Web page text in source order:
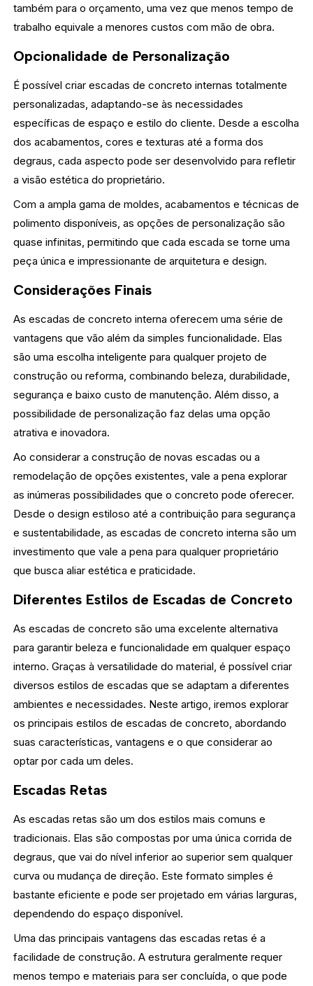
também para o orçamento, uma vez que menos tempo de
trabalho equivale a menores custos com mão de obra.
Opcionalidade de Personalização
É possível criar escadas de concreto internas totalmente
personalizadas, adaptando-se às necessidades
específicas de espaço e estilo do cliente. Desde a escolha
dos acabamentos, cores e texturas até a forma dos
degraus, cada aspecto pode ser desenvolvido para refletir
a visão estética do proprietário.
Com a ampla gama de moldes, acabamentos e técnicas de
polimento disponíveis, as opções de personalização são
quase infinitas, permitindo que cada escada se torne uma
peça única e impressionante de arquitetura e design.
Considerações Finais
As escadas de concreto interna oferecem uma série de
vantagens que vão além da simples funcionalidade. Elas
são uma escolha inteligente para qualquer projeto de
construção ou reforma, combinando beleza, durabilidade,
segurança e baixo custo de manutenção. Além disso, a
possibilidade de personalização faz delas uma opção
atrativa e inovadora.
Ao considerar a construção de novas escadas ou a
remodelação de opções existentes, vale a pena explorar
as inúmeras possibilidades que o concreto pode oferecer.
Desde o design estiloso até a contribuição para segurança
e sustentabilidade, as escadas de concreto interna são um
investimento que vale a pena para qualquer proprietário
que busca aliar estética e praticidade.
Diferentes Estilos de Escadas de Concreto
As escadas de concreto são uma excelente alternativa
para garantir beleza e funcionalidade em qualquer espaço
interno. Graças à versatilidade do material, é possível criar
diversos estilos de escadas que se adaptam a diferentes
ambientes e necessidades. Neste artigo, iremos explorar
os principais estilos de escadas de concreto, abordando
suas características, vantagens e o que considerar ao
optar por cada um deles.
Escadas Retas
As escadas retas são um dos estilos mais comuns e
tradicionais. Elas são compostas por uma única corrida de
degraus, que vai do nível inferior ao superior sem qualquer
curva ou mudança de direção. Este formato simples é
bastante eficiente e pode ser projetado em várias larguras,
dependendo do espaço disponível.
Uma das principais vantagens das escadas retas é a
facilidade de construção. A estrutura geralmente requer
menos tempo e materiais para ser concluída, o que pode